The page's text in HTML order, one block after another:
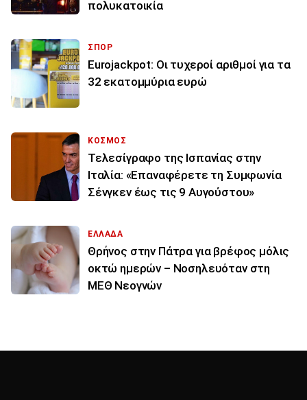
πολυκατοικία
ΣΠΟΡ
Eurojackpot: Οι τυχεροί αριθμοί για τα
32 εκατoμμύρια ευρώ
ΚΟΣΜΟΣ
Τελεσίγραφο της Ισπανίας στην
Ιταλία: «Επαναφέρετε τη Συμφωνία
Σένγκεν έως τις 9 Αυγούστου»
ΕΛΛΑΔΑ
Θρήνος στην Πάτρα για βρέφος μόλις
οκτώ ημερών – Νοσηλευόταν στη
ΜΕΘ Νεογνών